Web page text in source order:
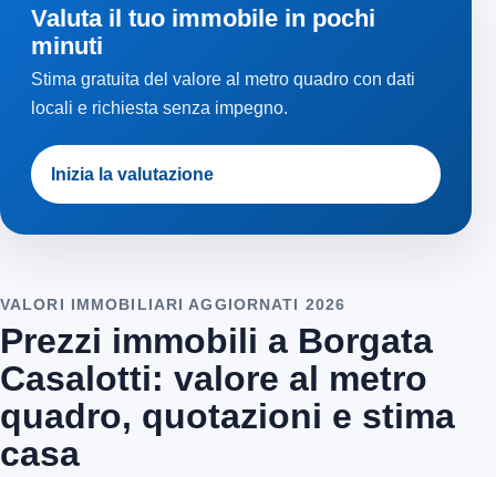
Valuta il tuo immobile in pochi
minuti
Stima gratuita del valore al metro quadro con dati
locali e richiesta senza impegno.
Inizia la valutazione
VALORI IMMOBILIARI AGGIORNATI 2026
Prezzi immobili a Borgata
Casalotti: valore al metro
quadro, quotazioni e stima
casa